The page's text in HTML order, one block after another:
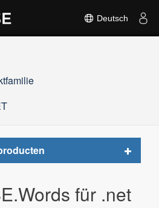
Deutsch
Toggle
für .net